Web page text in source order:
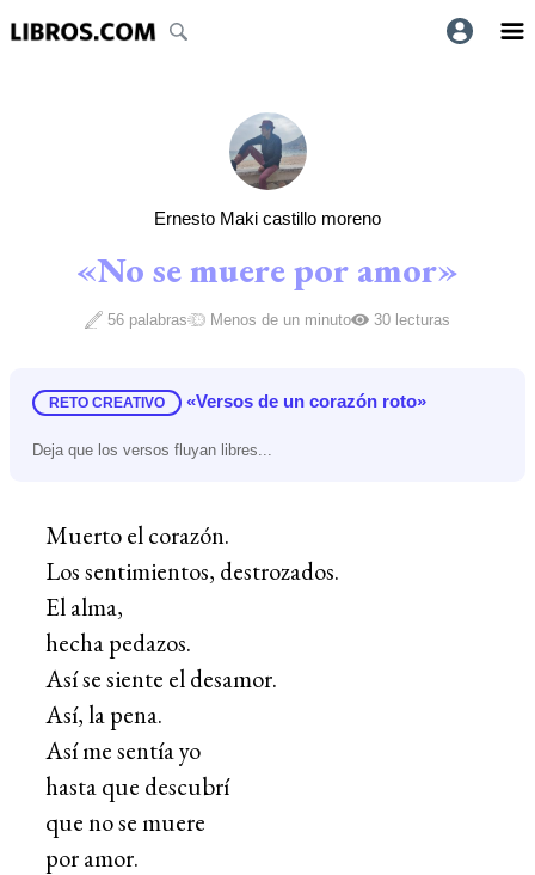
Ernesto Maki castillo moreno
«No se muere por amor»
56 palabras Menos de un minuto 30 lecturas
RETO CREATIVO «Versos de un corazón roto»
Deja que los versos fluyan libres...
Muerto el corazón.
Los sentimientos, destrozados.
El alma,
hecha pedazos.
Así se siente el desamor.
Así, la pena.
Así me sentía yo
hasta que descubrí
que no se muere
por amor.